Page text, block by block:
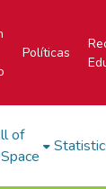
Políticas
of